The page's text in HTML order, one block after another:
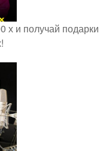
х и получай подарки